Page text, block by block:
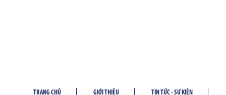
TRANG CHỦ GIỚI THIỆU
TIN TỨC - SỰ KIỆN